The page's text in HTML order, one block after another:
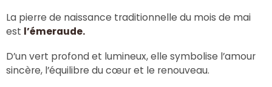
La pierre de naissance traditionnelle du mois de mai
est l’émeraude.
D’un vert profond et lumineux, elle symbolise l’amour
sincère, l’équilibre du cœur et le renouveau.